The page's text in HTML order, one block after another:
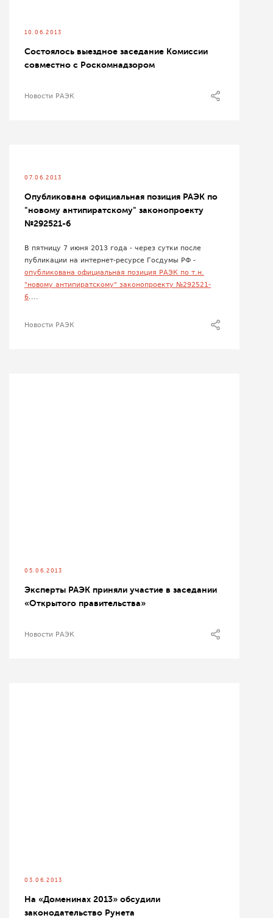
10.06.2013
Состоялось выездное заседание Комиссии
совместно с Роскомнадзором
Новости РАЭК
07.06.2013
Опубликована официальная позиция РАЭК по
"новому антипиратскому" законопроекту
№292521-6
В пятницу 7 июня 2013 года - через сутки после
публикации на интернет-ресурсе Госдумы РФ -
опубликована официальная позиция РАЭК по т.н.
"новому антипиратскому" законопроекту №292521-
6....
Новости РАЭК
05.06.2013
Эксперты РАЭК приняли участие в заседании
«Открытого правительства»
Новости РАЭК
03.06.2013
На «Доменинах 2013» обсудили
законодательство Рунета